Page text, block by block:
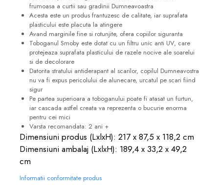
frumoasa a curtii sau gradinii Dumneavoastra
Acesta este un produs frantuzesc de calitate, iar suprafata
plasticului este placuta la atingere
Avand marginile fine si rotunjite, ofera copiilor siguranta
Toboganul Smoby este dotat cu un filtru unic anti UV, care
protejeaza suprafata plasticului de razele nocive ale soarelui
si de decolorare
Datorita stratului antiderapant al scarilor, copilul Dumneavostra
nu va fi expus pericolului de alunecare, urcatul pe scari fiind
sigur
Pe partea superioara a toboganului poate fi atasat un furtun,
iar cascada astfel creata va reprezenta o bucurie enorma
pentru cei mici
Varsta recomandata: 2 ani +
Dimensiuni produs (LxlxH): 217 x 87,5 x 118,2 cm
Dimensiuni ambalaj (LxlxH): 189,4 x 33,2 x 49,2
cm
Informatii conformitate produs